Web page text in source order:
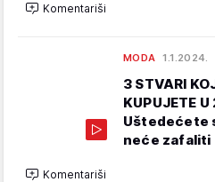
Komentariši
MODA 1.1.2024.
3 STVARI
KUPUJETE
Uštedećete
neće zafaliti
Komentariši